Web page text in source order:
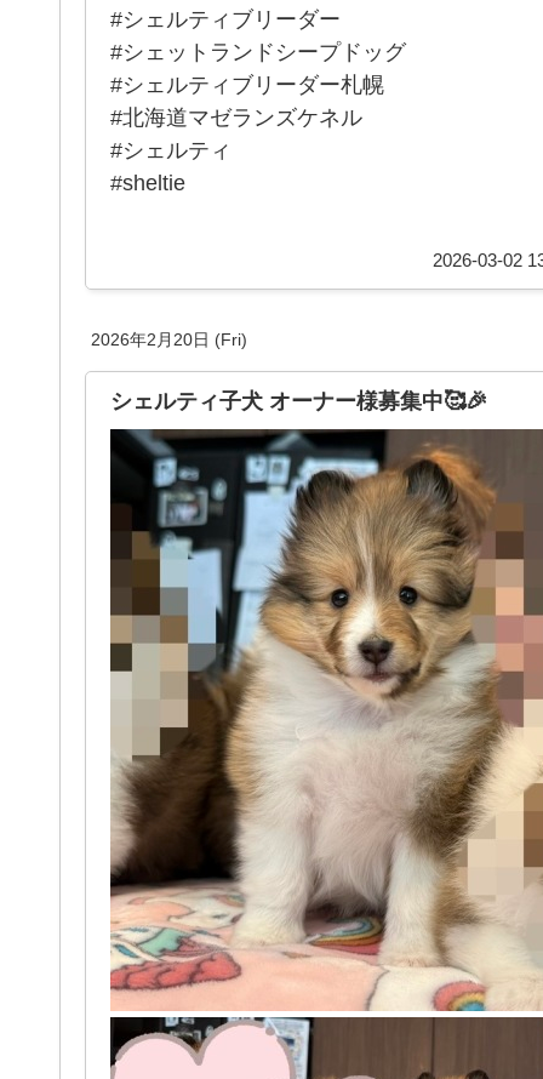
#シェルティブリーダー
#シェットランドシープドッグ
#シェルティブリーダー札幌
#北海道マゼランズケネル
#シェルティ
#sheltie
2026-03-02
2026年2月20日 (Fri)
シェルティ子犬 オーナー様募集中🥰🎉